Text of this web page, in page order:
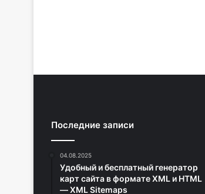
Последние записи
04.08.2025
Удобный и бесплатный генератор
карт сайта в формате XML и HTML
— XML Sitemaps